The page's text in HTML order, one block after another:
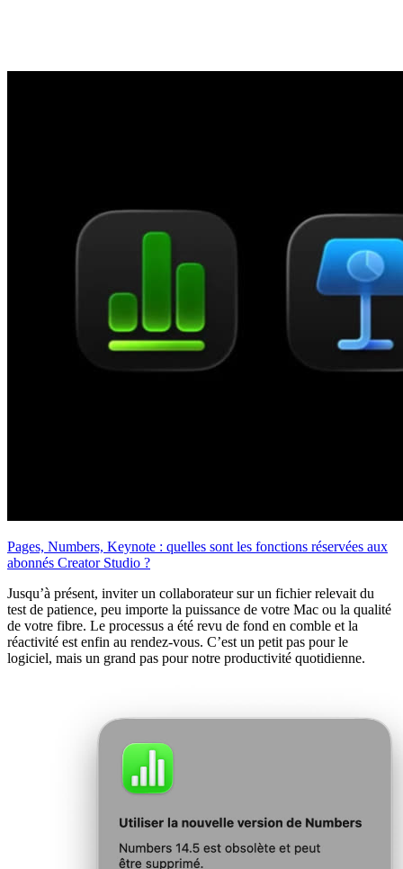
Pages, Numbers, Keynote : quelles sont les fonctions réservées aux
abonnés Creator Studio ?
Jusqu’à présent, inviter un collaborateur sur un fichier relevait du
test de patience, peu importe la puissance de votre Mac ou la qualité
de votre fibre. Le processus a été revu de fond en comble et la
réactivité est enfin au rendez-vous. C’est un petit pas pour le
logiciel, mais un grand pas pour notre productivité quotidienne.